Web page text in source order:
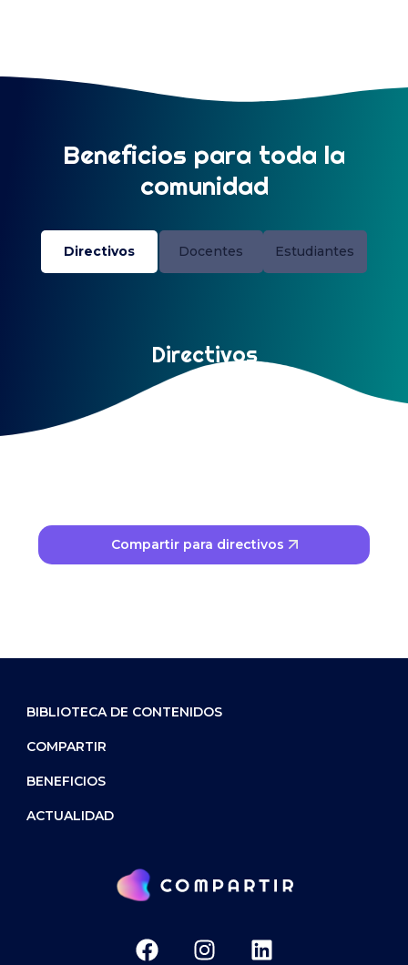
Beneficios para toda la
comunidad
Directivos Docentes Estudiantes
Directivos
Compartir para directivos
BIBLIOTECA DE CONTENIDOS
COMPARTIR
BENEFICIOS
ACTUALIDAD